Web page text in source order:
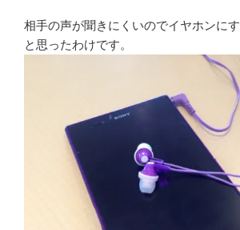
相手の声が聞きにくいのでイヤホンに
と思ったわけです。